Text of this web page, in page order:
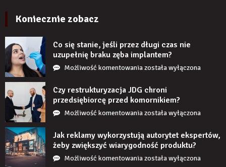
zamontowaniu?
Koniecznie zobacz
Co się stanie, jeśli przez długi czas nie
uzupełnię braku zęba implantem?
Możliwość komentowaniaCo
stanie,
jeśli
przez
czas
nie
uzupełnię
braku
została wyłączona
Czy restrukturyzacja JDG chroni
przedsiębiorcę przed komornikiem?
Możliwość komentowaniaCzy
JDG
chroni
przedsiębiorcę
została wyłączona
Jak reklamy wykorzystują autorytet ekspertów,
żeby zwiększyć wiarygodność produktu?
Możliwość komentowaniaJak
została wyłączona